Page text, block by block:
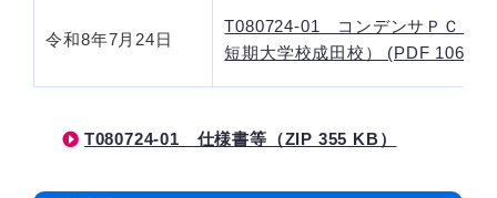
令和8年7月24日
T080724-01 コンデンサＰＣＢ
短期大学校成田校） (PDF 106
T080724-01 仕様書等（ZIP 355 KB）